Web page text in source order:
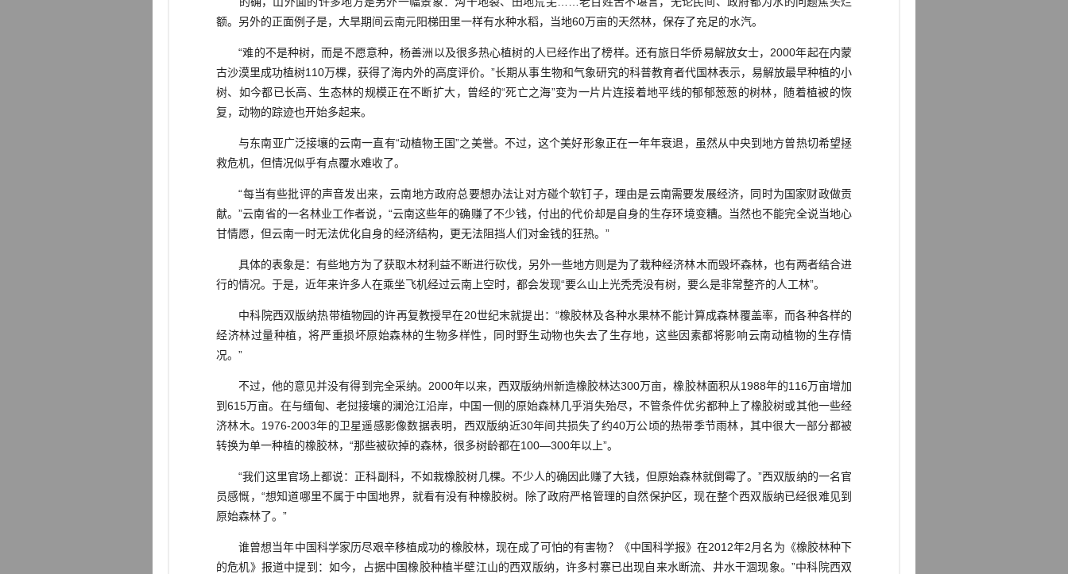
额。另外的正面例子是，大旱期间云南元阳梯田里一样有水种水稻，当地60万亩的天然林，保存了充足的水汽。
“难的不是种树，而是不愿意种，杨善洲以及很多热心植树的人已经作出了榜样。还有旅日华侨易解放女士，2000年起在内蒙
古沙漠里成功植树110万棵，获得了海内外的高度评价。”长期从事生物和气象研究的科普教育者代国林表示，易解放最早种植的小
树、如今都已长高、生态林的规模正在不断扩大，曾经的“死亡之海”变为一片片连接着地平线的郁郁葱葱的树林，随着植被的恢
复，动物的踪迹也开始多起来。
与东南亚广泛接壤的云南一直有“动植物王国”之美誉。不过，这个美好形象正在一年年衰退，虽然从中央到地方曾热切希望拯
救危机，但情况似乎有点覆水难收了。
“每当有些批评的声音发出来，云南地方政府总要想办法让对方碰个软钉子，理由是云南需要发展经济，同时为国家财政做贡
献。”云南省的一名林业工作者说，“云南这些年的确赚了不少钱，付出的代价却是自身的生存环境变糟。当然也不能完全说当地心
甘情愿，但云南一时无法优化自身的经济结构，更无法阻挡人们对金钱的狂热。”
具体的表象是：有些地方为了获取木材利益不断进行砍伐，另外一些地方则是为了栽种经济林木而毁坏森林，也有两者结合进
行的情况。于是，近年来许多人在乘坐飞机经过云南上空时，都会发现“要么山上光秃秃没有树，要么是非常整齐的人工林”。
中科院西双版纳热带植物园的许再复教授早在20世纪末就提出：“橡胶林及各种水果林不能计算成森林覆盖率，而各种各样的
经济林过量种植，将严重损坏原始森林的生物多样性，同时野生动物也失去了生存地，这些因素都将影响云南动植物的生存情
况。”
不过，他的意见并没有得到完全采纳。2000年以来，西双版纳州新造橡胶林达300万亩，橡胶林面积从1988年的116万亩增加
到615万亩。在与缅甸、老挝接壤的澜沧江沿岸，中国一侧的原始森林几乎消失殆尽，不管条件优劣都种上了橡胶树或其他一些经
济林木。1976-2003年的卫星遥感影像数据表明，西双版纳近30年间共损失了约40万公顷的热带季节雨林，其中很大一部分都被
转换为单一种植的橡胶林，“那些被砍掉的森林，很多树龄都在100—300年以上”。
“我们这里官场上都说：正科副科，不如栽橡胶树几棵。不少人的确因此赚了大钱，但原始森林就倒霉了。”西双版纳的一名官
员感慨，“想知道哪里不属于中国地界，就看有没有种橡胶树。除了政府严格管理的自然保护区，现在整个西双版纳已经很难见到
原始森林了。”
谁曾想当年中国科学家历尽艰辛移植成功的橡胶林，现在成了可怕的有害物？《中国科学报》在2012年2月名为《橡胶林种下
的危机》报道中提到：如今，占据中国橡胶种植半壁江山的西双版纳，许多村寨已出现自来水断流、井水干涸现象。”中科院西双